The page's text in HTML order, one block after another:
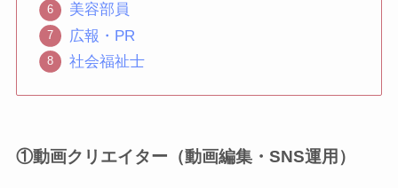
美容部員
広報・PR
社会福祉士
①動画クリエイター（動画編集・SNS運用）